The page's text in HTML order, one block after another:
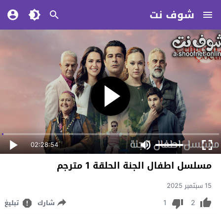
شوف نت
02:28:54
مسلسل اطفال الجنة الحلقة 1 مترجم
15 سبتمبر 2025
2
1 شارك
تبليغ